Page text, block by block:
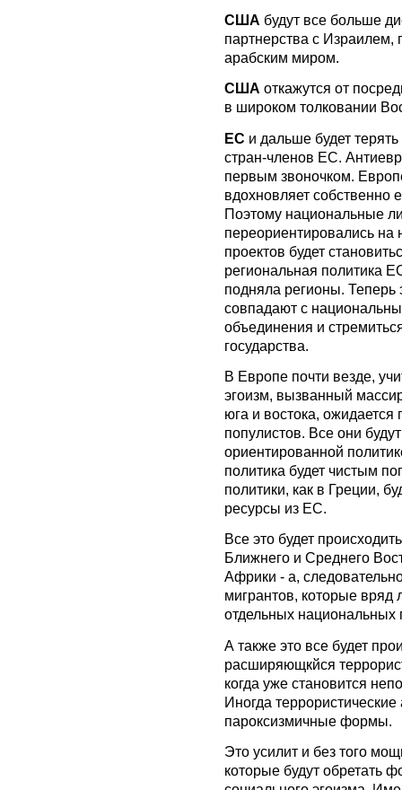
США будут все больше
партнерства с Израилем,
арабским миром.
США откажутся от
в широком толковании
ЕС и дальше будет
стран-членов ЕС.
первым звоночком.
вдохновляет собственно
Поэтому национальные
переориентировались
проектов будет
региональная политика
подняла регионы.
совпадают с
объединения и
государства.
В Европе почти везде,
эгоизм, вызванный
юга и востока,
популистов. Все они
ориентированной
политика будет чистым
политики, как в Греции,
ресурсы из ЕС.
Все это будет
Ближнего и Среднего
Африки - а,
мигрантов, которые вряд
отдельных национальных
А также это все будет
расширяющкйся
когда уже становится
Иногда террористические
пароксизмичные формы.
Это усилит и без того
которые будут обретать